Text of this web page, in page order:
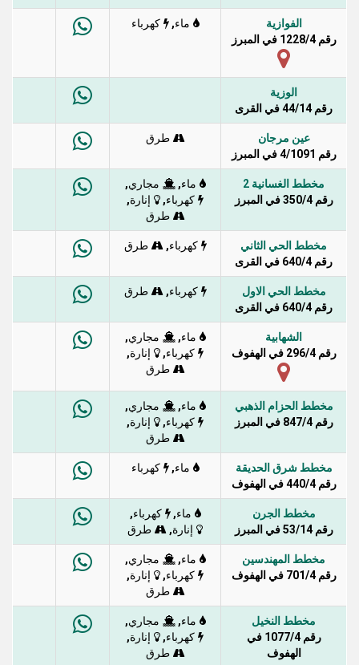
الفوازية
رقم 1228/4 في المبرز
ماء, كهرباء
الوزية
رقم 44/14 في القرى
عين مرجان
رقم 4/1091 في المبرز
طرق
مخطط الغسانية 2
رقم 350/4 في المبرز
ماء, مجاري,
كهرباء, إنارة,
طرق
مخطط الحي الثاني
رقم 640/4 في القرى
كهرباء, طرق
مخطط الحي الاول
رقم 640/4 في القرى
كهرباء, طرق
الشهابية
رقم 296/4 في الهفوف
ماء, مجاري,
كهرباء, إنارة,
طرق
مخطط الحزام الذهبي
رقم 847/4 في المبرز
ماء, مجاري,
كهرباء, إنارة,
طرق
مخطط شرق الحديقة
رقم 440/4 في الهفوف
ماء, كهرباء
مخطط الجرن
رقم 53/14 في المبرز
ماء, كهرباء,
إنارة, طرق
مخطط المهندسين
رقم 701/4 في الهفوف
ماء, مجاري,
كهرباء, إنارة,
طرق
مخطط النخيل
رقم 1077/4 في
الهفوف
ماء, مجاري,
كهرباء, إنارة,
طرق